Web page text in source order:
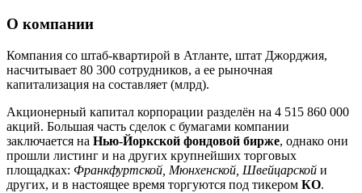
О компании
Компания со штаб-квартирой в Атланте, штат Джорджия,
насчитывает 80 300 сотрудников, а ее рыночная
капитализация на составляет (млрд).
Акционерный капитал корпорации разделён на 4 515 860 000
акций. Большая часть сделок с бумагами компании
заключается на Нью-Йоркской фондовой бирже, однако они
прошли листинг и на других крупнейших торговых
площадках: Франкфуртской, Мюнхенской, Швейцарской и
других, и в настоящее время торгуются под тикером КО.